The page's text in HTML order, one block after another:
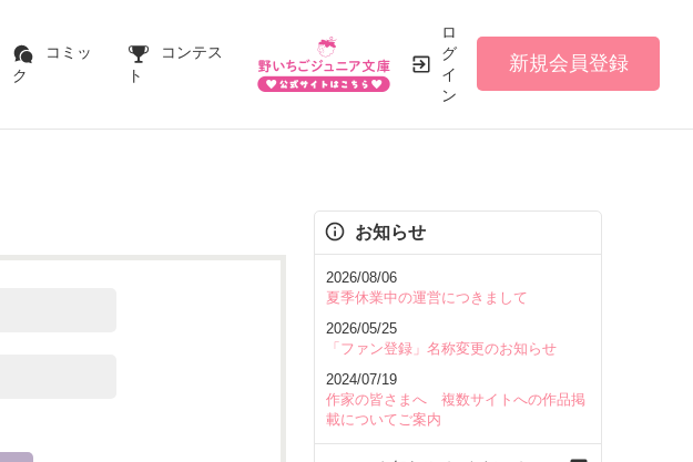
コミッ
ク
コンテス
ト
ロ
グ
イ
ン
新規会員登録
お知らせ
2026/08/06
夏季休業中の運営につきまして
2026/05/25
「ファン登録」名称変更のお知らせ
2024/07/19
作家の皆さまへ 複数サイトへの作品掲
載についてご案内